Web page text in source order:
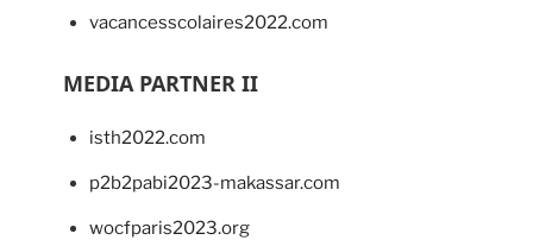
vacancesscolaires2022.com
MEDIA PARTNER II
isth2022.com
p2b2pabi2023-makassar.com
wocfparis2023.org